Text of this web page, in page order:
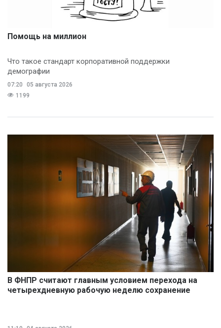
Помощь на миллион
Что такое стандарт корпоративной поддержки
демографии
07:20
05 августа 2026
1199
В ФНПР считают главным условием перехода на
четырехдневную рабочую неделю сохранение